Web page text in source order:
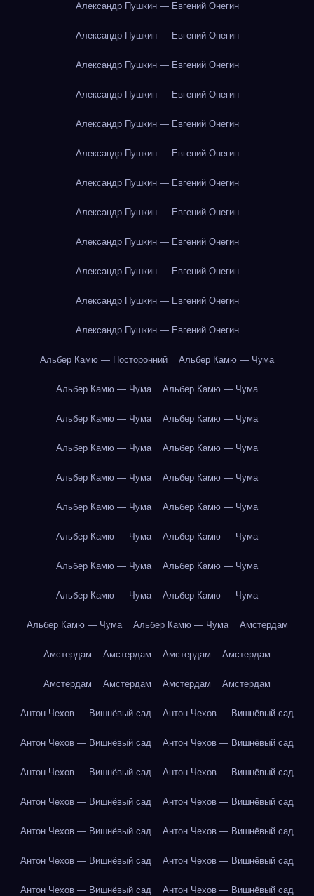
Александр Пушкин — Евгений Онегин
Александр Пушкин — Евгений Онегин
Александр Пушкин — Евгений Онегин
Александр Пушкин — Евгений Онегин
Александр Пушкин — Евгений Онегин
Александр Пушкин — Евгений Онегин
Александр Пушкин — Евгений Онегин
Александр Пушкин — Евгений Онегин
Александр Пушкин — Евгений Онегин
Александр Пушкин — Евгений Онегин
Александр Пушкин — Евгений Онегин
Александр Пушкин — Евгений Онегин
Альбер Камю — Посторонний Альбер Камю — Чума
Альбер Камю — Чума Альбер Камю — Чума
Альбер Камю — Чума Альбер Камю — Чума
Альбер Камю — Чума Альбер Камю — Чума
Альбер Камю — Чума Альбер Камю — Чума
Альбер Камю — Чума Альбер Камю — Чума
Альбер Камю — Чума Альбер Камю — Чума
Альбер Камю — Чума Альбер Камю — Чума
Альбер Камю — Чума Альбер Камю — Чума
Альбер Камю — Чума Альбер Камю — Чума Амстердам
Амстердам Амстердам Амстердам Амстердам
Амстердам Амстердам Амстердам Амстердам
Антон Чехов — Вишнёвый сад Антон Чехов — Вишнёвый сад
Антон Чехов — Вишнёвый сад Антон Чехов — Вишнёвый сад
Антон Чехов — Вишнёвый сад Антон Чехов — Вишнёвый сад
Антон Чехов — Вишнёвый сад Антон Чехов — Вишнёвый сад
Антон Чехов — Вишнёвый сад Антон Чехов — Вишнёвый сад
Антон Чехов — Вишнёвый сад Антон Чехов — Вишнёвый сад
Антон Чехов — Вишнёвый сад Антон Чехов — Вишнёвый сад